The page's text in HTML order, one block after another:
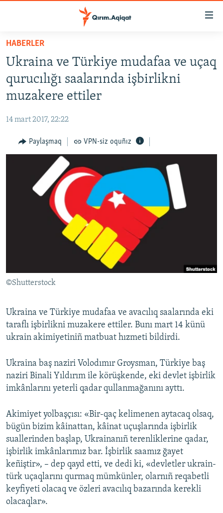
Esas
qaytmaq
Baş
navigatsiyağa
qaytmaq
Qıdıruvğa
HABERLER
İQTİSADİYAT
MEDENİYET
İNSAN AQLARI
BLOGLAR
QOŞULIÑIZ!
RFE/RS bütün saytları
HABERLER
Ukraina ve Türkiye mudafaa ve uçaq
qurucılığı saalarında işbirlikni
muzakere ettiler
14 mart 2017, 22:22
Paylaşmaq VPN-siz oquñız
©Shutterstock
Ukraina ve Türkiye mudafaa ve avacılıq saalarında eki
taraflı işbirlikni muzakere ettiler. Bunı mart 14 künü
ukrain akimiyetiniñ matbuat hızmeti bildirdi.
Ukraina baş naziri Volodımır Groysman, Türkiye baş
naziri Binali Yıldırım ile körüşkende, eki devlet işbirlik
imkânlarını yeterli qadar qullanmağanını ayttı.
Akimiyet yolbaşçısı: «Bir-qaç kelimenen aytacaq olsaq,
bügün bizim kâinattan, kâinat uçuşlarında işbirlik
suallerinden başlap, Ukrainanıñ terenliklerine qadar,
işbirlik imkânlarımız bar. İşbirlik saamız ğayet
keñiştir», – dep qayd etti, ve dedi ki, «devletler ukrain-
türk uçaqlarını qurmaq mümkünler, olarnıñ reqabetli
keyfiyeti olacaq ve özleri avacılıq bazarında kerekli
olacaqlar».